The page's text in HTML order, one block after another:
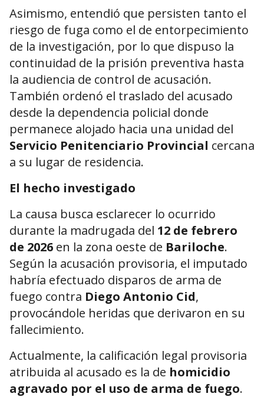
Asimismo, entendió que persisten tanto el
riesgo de fuga como el de entorpecimiento
de la investigación, por lo que dispuso la
continuidad de la prisión preventiva hasta
la audiencia de control de acusación.
También ordenó el traslado del acusado
desde la dependencia policial donde
permanece alojado hacia una unidad del
Servicio Penitenciario Provincial cercana
a su lugar de residencia.
El hecho investigado
La causa busca esclarecer lo ocurrido
durante la madrugada del 12 de febrero
de 2026 en la zona oeste de Bariloche.
Según la acusación provisoria, el imputado
habría efectuado disparos de arma de
fuego contra Diego Antonio Cid,
provocándole heridas que derivaron en su
fallecimiento.
Actualmente, la calificación legal provisoria
atribuida al acusado es la de homicidio
agravado por el uso de arma de fuego.